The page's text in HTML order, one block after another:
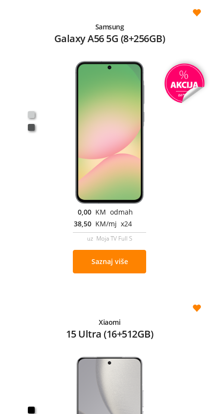
Samsung
Galaxy A56 5G (8+256GB)
0,00 KM odmah
38,50 KM/mj x24
uz Moja TV Full S
Saznaj više
Xiaomi
15 Ultra (16+512GB)